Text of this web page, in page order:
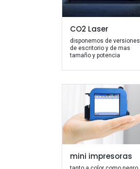
CO2 Laser
disponemos de versiones
de escritorio y de mas
tamaño y potencia
mini impresoras